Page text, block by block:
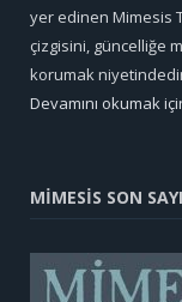
yer edinen Mimesis
çizgisini, güncelliğe
korumak
Devamını okumak
MİMESİS SON SAYI